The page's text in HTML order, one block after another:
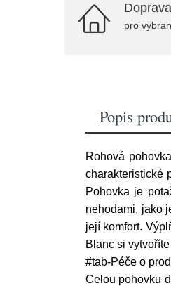
pro
Popis
Rohová
charakteristické
Pohovka je
nehodami, jako
její komfort.
Blanc si
#tab-Péče o
Celou pohovku